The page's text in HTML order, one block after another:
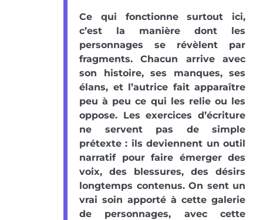
Ce qui fonctionne surtout ici,
c’est la manière dont les
personnages se révèlent par
fragments. Chacun arrive avec
son histoire, ses manques, ses
élans, et l’autrice fait apparaître
peu à peu ce qui les relie ou les
oppose. Les exercices d’écriture
ne servent pas de simple
prétexte : ils deviennent un outil
narratif pour faire émerger des
voix, des blessures, des désirs
longtemps contenus. On sent un
vrai soin apporté à cette galerie
de personnages, avec cette